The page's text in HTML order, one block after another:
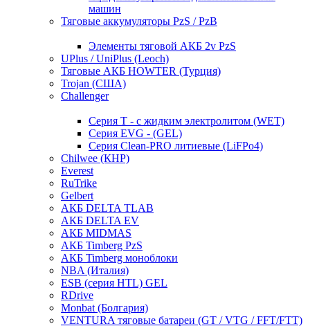
машин
Тяговые аккумуляторы PzS / PzB
Элементы тяговой АКБ 2v PzS
UPlus / UniPlus (Leoch)
Тяговые АКБ HOWTER (Турция)
Trojan (США)
Challenger
Серия T - с жидким электролитом (WET)
Серия EVG - (GEL)
Серия Clean-PRO литиевые (LiFPo4)
Chilwee (КНР)
Everest
RuTrike
Gelbert
АКБ DELTA TLAB
АКБ DELTA EV
АКБ MIDMAS
АКБ Timberg PzS
АКБ Timberg моноблоки
NBA (Италия)
ESB (серия HTL) GEL
RDrive
Monbat (Болгария)
VENTURA тяговые батареи (GT / VTG / FFT/FTT)